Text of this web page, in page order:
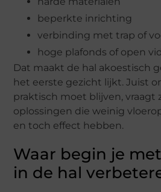
beperkte inrichting
verbinding met trap of
hoge plafonds of open
Dat maakt de hal akoestisch
het eerste gezicht lijkt. Juist
praktisch moet blijven, vraagt
oplossingen die weinig
en toch effect hebben.
Waar begin je
in de hal